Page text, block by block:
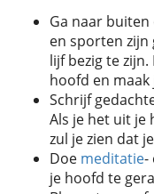
Ga naar
en sporten
lijf bezig te
hoofd en
Schrijf
Als je het uit je
zul je zien dat
Doe meditatie-
je hoofd te